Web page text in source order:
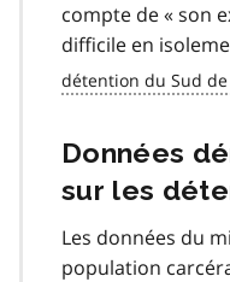
4
9
compte de « son
difficile en
Données
sur les
Les données du
population